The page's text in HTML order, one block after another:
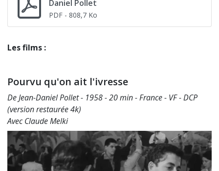
Daniel Pollet
PDF - 808,7 Ko
Les films :
Pourvu qu'on ait l'ivresse
De Jean-Daniel Pollet - 1958 - 20 min - France - VF - DCP
(version restaurée 4k)
Avec Claude Melki